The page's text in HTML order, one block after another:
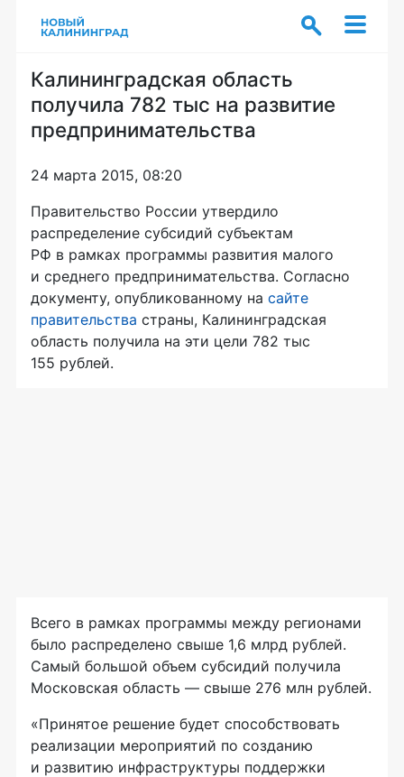
Калининградская область
получила 782 тыс на развитие
предпринимательства
24 марта 2015, 08:20
Правительство России утвердило
распределение субсидий субъектам
РФ в рамках программы развития малого
и среднего предпринимательства. Согласно
документу, опубликованному на сайте
правительства страны, Калининградская
область получила на эти цели 782 тыс
155 рублей.
Всего в рамках программы между регионами
было распределено свыше 1,6 млрд рублей.
Самый большой объем субсидий получила
Московская область — свыше 276 млн рублей.
«Принятое решение будет способствовать
реализации мероприятий по созданию
и развитию инфраструктуры поддержки